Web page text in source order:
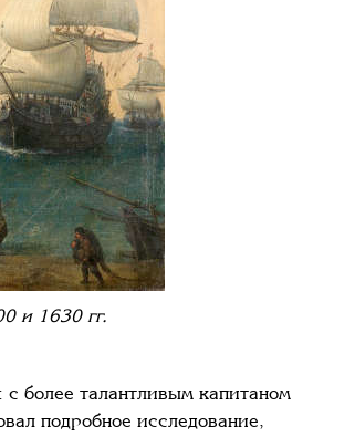
и 1630 гг.
более талантливым капитаном
подробное исследование,